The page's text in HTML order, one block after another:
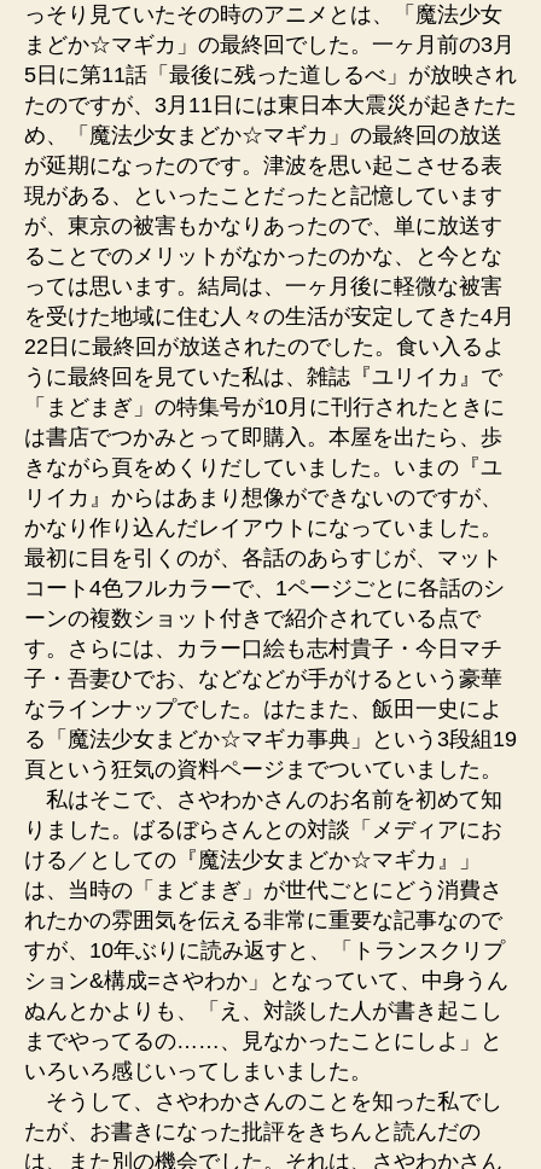
っそり見ていたその時のアニメとは、「魔法少女
まどか☆マギカ」の最終回でした。一ヶ月前の3月
5日に第11話「最後に残った道しるべ」が放映され
たのですが、3月11日には東日本大震災が起きたた
め、「魔法少女まどか☆マギカ」の最終回の放送
が延期になったのです。津波を思い起こさせる表
現がある、といったことだったと記憶しています
が、東京の被害もかなりあったので、単に放送す
ることでのメリットがなかったのかな、と今とな
っては思います。結局は、一ヶ月後に軽微な被害
を受けた地域に住む人々の生活が安定してきた4月
22日に最終回が放送されたのでした。食い入るよ
うに最終回を見ていた私は、雑誌『ユリイカ』で
「まどまぎ」の特集号が10月に刊行されたときに
は書店でつかみとって即購入。本屋を出たら、歩
きながら頁をめくりだしていました。いまの『ユ
リイカ』からはあまり想像ができないのですが、
かなり作り込んだレイアウトになっていました。
最初に目を引くのが、各話のあらすじが、マット
コート4色フルカラーで、1ページごとに各話のシ
ーンの複数ショット付きで紹介されている点で
す。さらには、カラー口絵も志村貴子・今日マチ
子・吾妻ひでお、などなどが手がけるという豪華
なラインナップでした。はたまた、飯田一史によ
る「魔法少女まどか☆マギカ事典」という3段組19
頁という狂気の資料ページまでついていました。
私はそこで、さやわかさんのお名前を初めて知
りました。ばるぼらさんとの対談「メディアにお
ける／としての『魔法少女まどか☆マギカ』」
は、当時の「まどまぎ」が世代ごとにどう消費さ
れたかの雰囲気を伝える非常に重要な記事なので
すが、10年ぶりに読み返すと、「トランスクリプ
ション&構成=さやわか」となっていて、中身うん
ぬんとかよりも、「え、対談した人が書き起こし
までやってるの……、見なかったことにしよ」と
いろいろ感じいってしまいました。
そうして、さやわかさんのことを知った私でし
たが、お書きになった批評をきちんと読んだの
は、また別の機会でした。それは、さやわかさん